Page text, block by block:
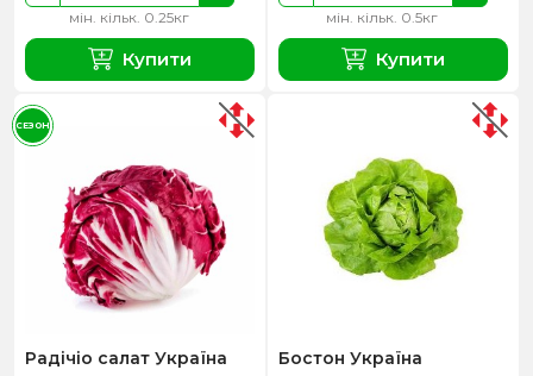
мін. кільк. 0.25кг
Купити
мін. кільк. 0.5кг
Купити
Радічіо салат Україна
СЕЗОН
Бостон Україна